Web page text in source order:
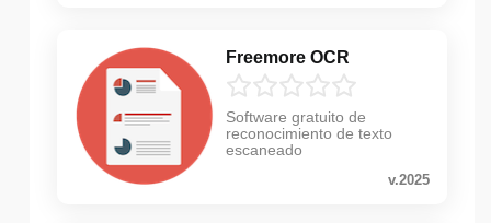
Freemore OCR
Software gratuito de
reconocimiento de texto
escaneado
v.2025